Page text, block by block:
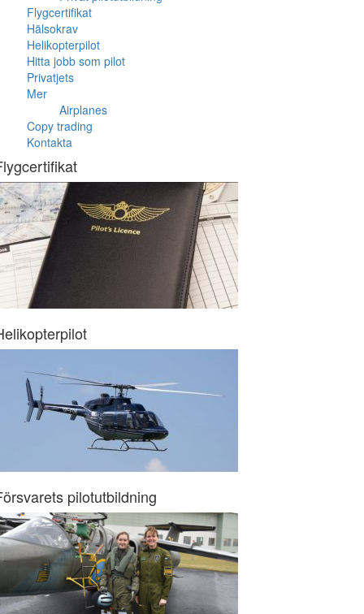
Flygcertifikat
Hälsokrav
Helikopterpilot
Hitta jobb som pilot
Privatjets
Mer
Airplanes
Copy trading
Kontakta
pilotutbildning